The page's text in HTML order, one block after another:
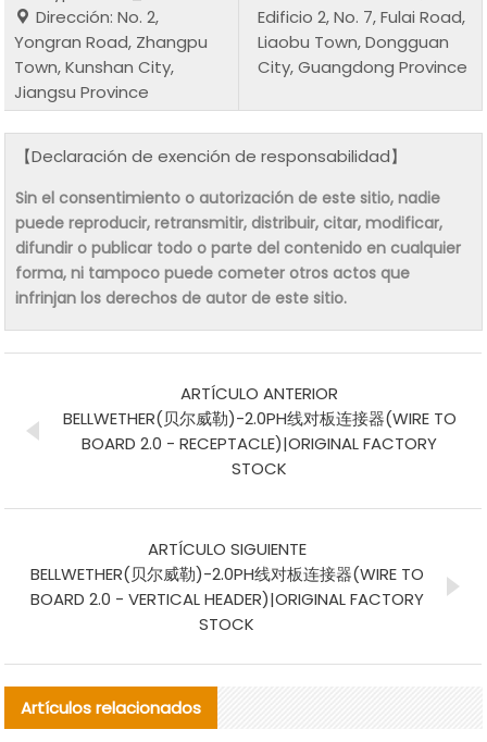
Dirección: No. 2,
Yongran Road, Zhangpu
Town, Kunshan City,
Jiangsu Province
Edificio 2, No. 7, Fulai Road,
Liaobu Town, Dongguan
City, Guangdong Province
【Declaración de exención de responsabilidad】
Sin el consentimiento o autorización de este sitio, nadie
puede reproducir, retransmitir, distribuir, citar, modificar,
difundir o publicar todo o parte del contenido en cualquier
forma, ni tampoco puede cometer otros actos que
infrinjan los derechos de autor de este sitio.
ARTÍCULO ANTERIOR
BELLWETHER(贝尔威勒)-2.0PH线对板连接器(WIRE TO
BOARD 2.0 - RECEPTACLE)|ORIGINAL FACTORY
STOCK
ARTÍCULO SIGUIENTE
BELLWETHER(贝尔威勒)-2.0PH线对板连接器(WIRE TO
BOARD 2.0 - VERTICAL HEADER)|ORIGINAL FACTORY
STOCK
Artículos relacionados